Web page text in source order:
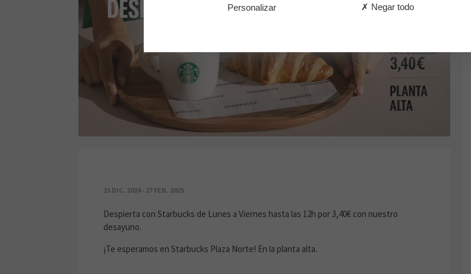
15 DIC. 2024 - 27 FEB. 2025
Despierta con Starbucks de Lunes a Viernes hasta las 12h por 3,40€ con nuestro
desayuno.
¡Te esperamos en Starbucks Plaza Norte! En la planta alta.
✗ Negar todo
Personalizar